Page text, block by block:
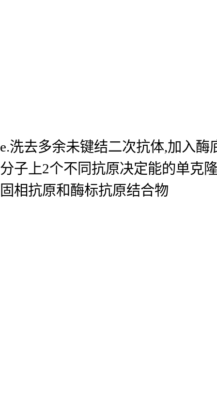
e.洗去多余未键结二次抗体,加入
分子上2个不同抗原决定能的单克
固相抗原和酶标抗原结合物